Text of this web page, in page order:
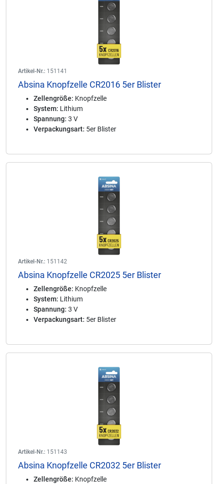
Artikel-Nr.: 151141
Absina Knopfzelle CR2016 5er Blister
Zellengröße: Knopfzelle
System: Lithium
Spannung: 3 V
Verpackungsart: 5er Blister
Artikel-Nr.: 151142
Absina Knopfzelle CR2025 5er Blister
Zellengröße: Knopfzelle
System: Lithium
Spannung: 3 V
Verpackungsart: 5er Blister
Artikel-Nr.: 151143
Absina Knopfzelle CR2032 5er Blister
Zellengröße: Knopfzelle